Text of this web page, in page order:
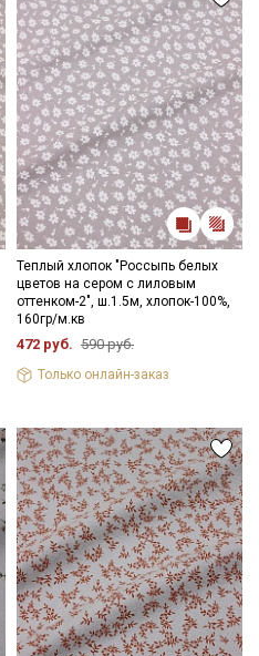
Теплый хлопок "Россыпь белых
цветов на сером с лиловым
оттенком-2", ш.1.5м, хлопок-100%,
160гр/м.кв
472 руб. 590 руб.
Только онлайн-заказ